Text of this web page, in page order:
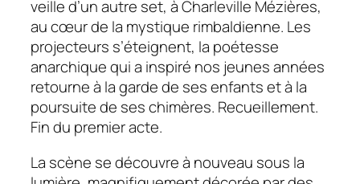
veille d’un autre set, à Charleville Mézières,
au cœur de la mystique rimbaldienne. Les
projecteurs s’éteignent, la poétesse
anarchique qui a inspiré nos jeunes années
retourne à la garde de ses enfants et à la
poursuite de ses chimères. Recueillement.
Fin du premier acte.
La scène se découvre à nouveau sous la